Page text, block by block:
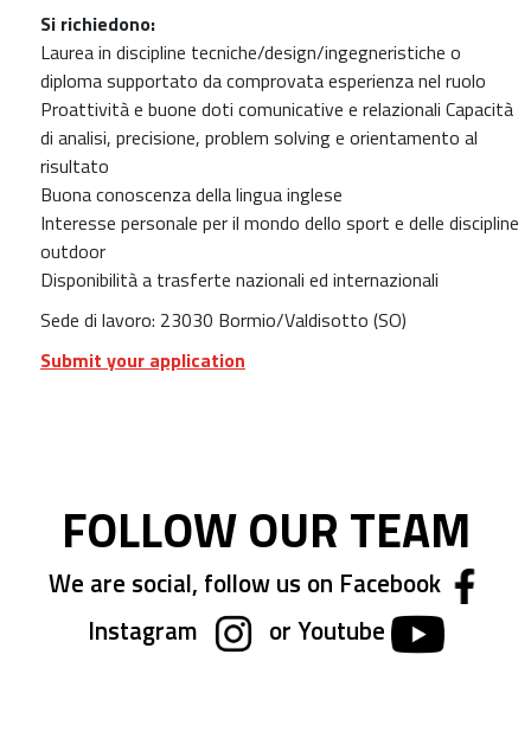
Si richiedono:
Laurea in discipline tecniche/design/ingegneristiche o
diploma supportato da comprovata esperienza nel ruolo
Proattività e buone doti comunicative e relazionali Capacità
di analisi, precisione, problem solving e orientamento al
risultato
Buona conoscenza della lingua inglese
Interesse personale per il mondo dello sport e delle discipline
outdoor
Disponibilità a trasferte nazionali ed internazionali
Sede di lavoro: 23030 Bormio/Valdisotto (SO)
Submit your application
FOLLOW OUR TEAM
We are social, follow us on Facebook
Instagram
or Youtube